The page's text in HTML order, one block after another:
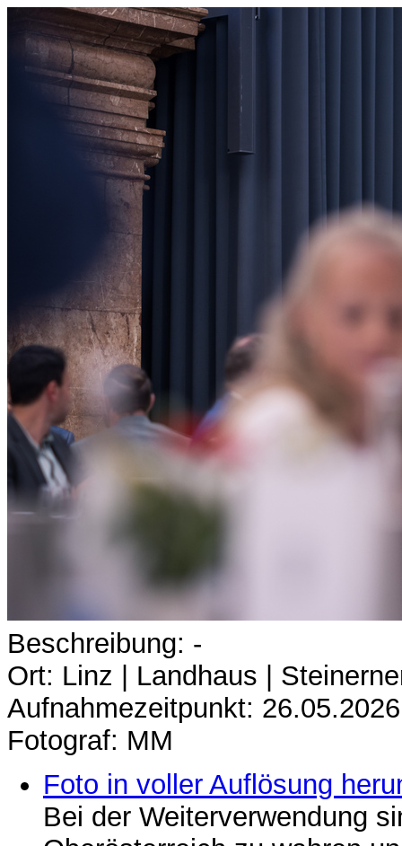
Beschreibung: -
Ort: Linz | Landhaus |
Aufnahmezeitpunkt: 26.05.2026
Fotograf: MM
Foto in voller Auflösung
Bei der Weiterverwendung